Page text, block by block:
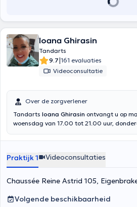
Ioana Ghirasin
Tandarts
9.7|161 evaluaties
Videoconsultatie
Over de zorgverlener
Tandarts Ioana Ghirasin ontvangt u op
woensdag van 17.00 tot 21.00 uur,
Chaussée Reine Astrid 105 in Eigenbrakel (1420).
Roemenië, verwelkomt zij u voor
consulten, tandheelkundige noodgevallen,
radiografie en scaling.
Praktijk 1 Videoconsultaties
Chaussée Reine Astrid 105,
Volgende beschikbaarheid